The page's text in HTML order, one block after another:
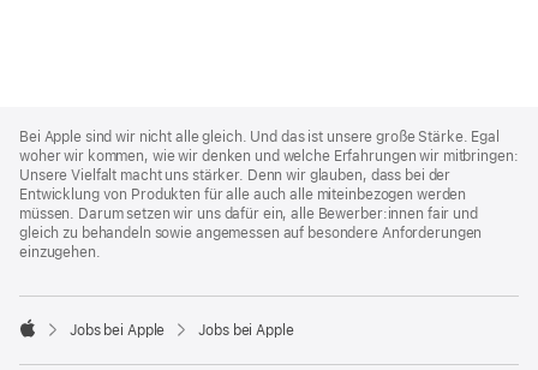
Footer
Bei Apple sind wir nicht alle gleich. Und das ist unsere große Stärke. Egal
woher wir kommen, wie wir denken und welche Erfahrungen wir mitbringen:
Unsere Vielfalt macht uns stärker. Denn wir glauben, dass bei der
Entwicklung von Produkten für alle auch alle miteinbezogen werden
müssen. Darum setzen wir uns dafür ein, alle Bewerber:innen fair und
gleich zu behandeln sowie angemessen auf besondere Anforderungen
einzugehen.

Jobs bei Apple Jobs bei Apple